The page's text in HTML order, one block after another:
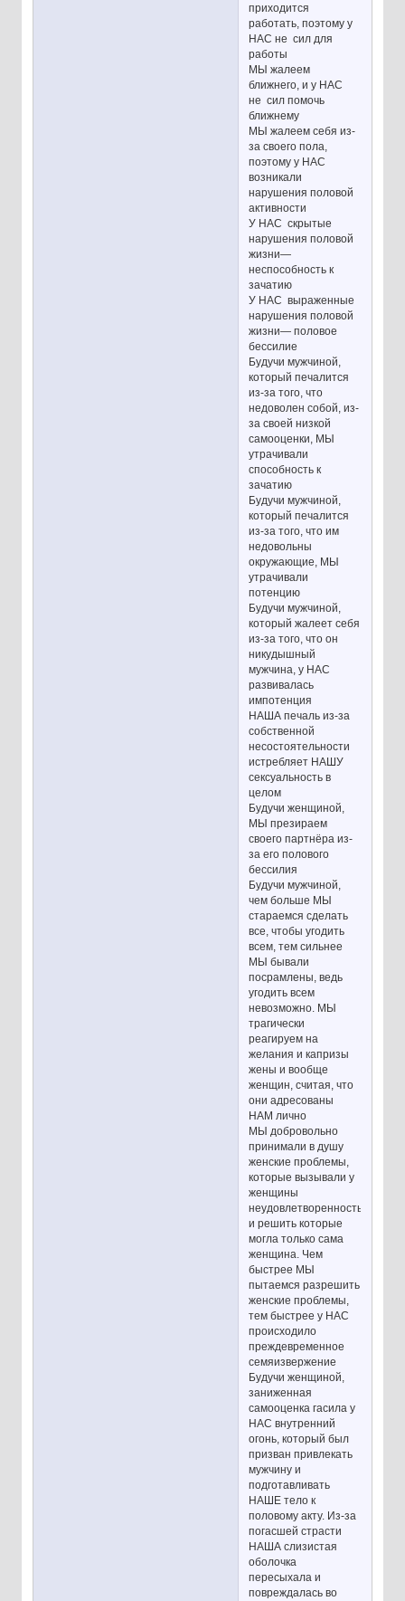
приходится
работать, поэтому у
НАС не сил для
работы
МЫ жалеем
ближнего, и у НАС
не сил помочь
ближнему
МЫ жалеем себя из-
за своего пола,
поэтому у НАС
возникали
нарушения половой
активности
У НАС скрытые
нарушения половой
жизни—
неспособность к
зачатию
У НАС выраженные
нарушения половой
жизни— половое
бессилие
Будучи мужчиной,
который печалится
из-за того, что
недоволен собой, из-
за своей низкой
самооценки, МЫ
утрачивали
способность к
зачатию
Будучи мужчиной,
который печалится
из-за того, что им
недовольны
окружающие, МЫ
утрачивали
потенцию
Будучи мужчиной,
который жалеет себя
из-за того, что он
никудышный
мужчина, у НАС
развивалась
импотенция
НАША печаль из-за
собственной
несостоятельности
истребляет НАШУ
сексуальность в
целом
Будучи женщиной,
МЫ презираем
своего партнёра из-
за его полового
бессилия
Будучи мужчиной,
чем больше МЫ
стараемся сделать
все, чтобы угодить
всем, тем сильнее
МЫ бывали
посрамлены, ведь
угодить всем
невозможно. МЫ
трагически
реагируем на
желания и капризы
жены и вообще
женщин, считая, что
они адресованы
НАМ лично
МЫ добровольно
принимали в душу
женские проблемы,
которые вызывали у
женщины
неудовлетворенность
и решить которые
могла только сама
женщина. Чем
быстрее МЫ
пытаемся разрешить
женские проблемы,
тем быстрее у НАС
происходило
преждевременное
семяизвержение
Будучи женщиной,
заниженная
самооценка гасила у
НАС внутренний
огонь, который был
призван привлекать
мужчину и
подготавливать
НАШЕ тело к
половому акту. Из-за
погасшей страсти
НАША слизистая
оболочка
пересыхала и
повреждалась во